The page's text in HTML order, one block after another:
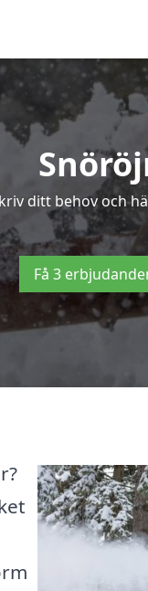
ditt behov och
Få 3